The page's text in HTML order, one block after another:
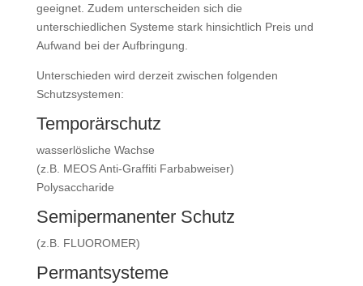
geeignet. Zudem unterscheiden sich die
unterschiedlichen Systeme stark hinsichtlich Preis und
Aufwand bei der Aufbringung.
Unterschieden wird derzeit zwischen folgenden
Schutzsystemen:
Temporärschutz
wasserlösliche Wachse
(z.B. MEOS Anti-Graffiti Farbabweiser)
Polysaccharide
Semipermanenter Schutz
(z.B. FLUOROMER)
Permantsysteme